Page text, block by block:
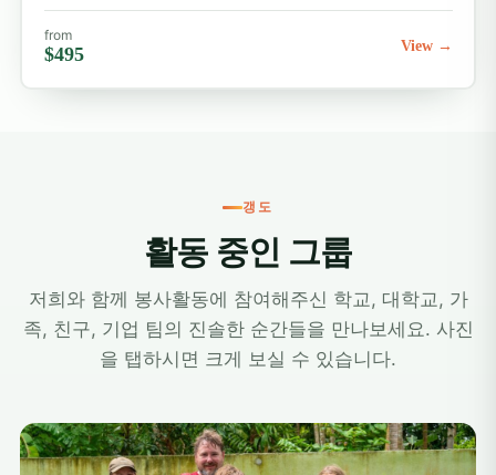
from
$495 View →
갱도
활동 중인 그룹
저희와 함께 봉사활동에 참여해주신 학교, 대학교, 가
족, 친구, 기업 팀의 진솔한 순간들을 만나보세요. 사진
을 탭하시면 크게 보실 수 있습니다.